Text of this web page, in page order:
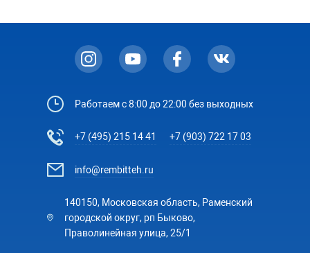
Работаем с 8:00 до 22:00 без выходных
+7 (495) 215 14 41 +7 (903) 722 17 03
info@rembitteh.ru
140150, Московская область, Раменский
городской округ, рп Быково,
Праволинейная улица, 25/1